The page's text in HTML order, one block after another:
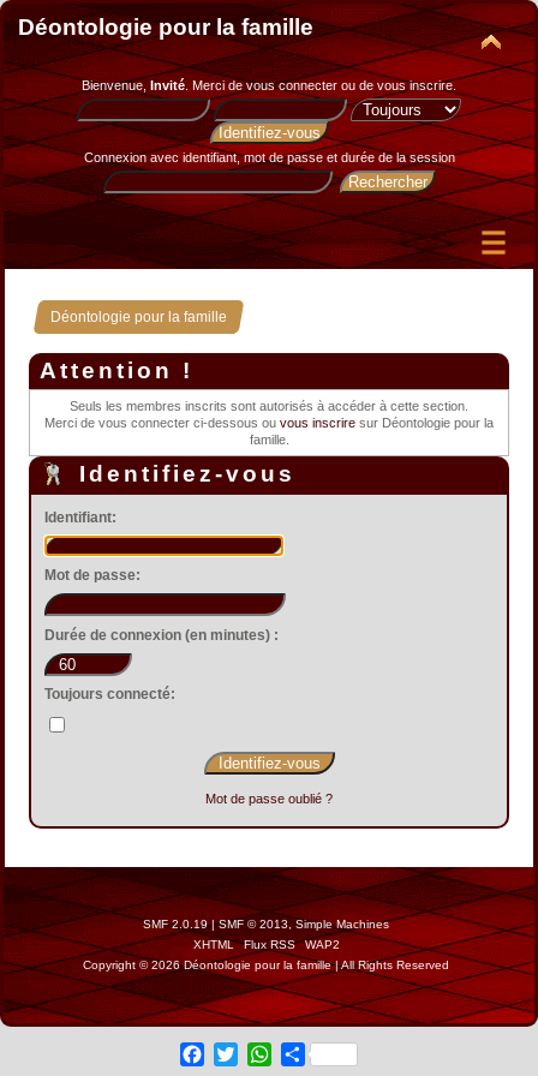
Déontologie pour la famille
Bienvenue, Invité. Merci devous connecter ou de vous inscrire.
Connexion avec identifiant, mot de passe et durée de la session
Déontologie pour la famille
Attention !
Seuls les membres inscrits sont autorisés à accéder à cette section.
Merci de vous connecter ci-dessous ou vous inscrire sur Déontologie pour la
famille.
Identifiez-vous
Identifiant:
Mot de passe:
Durée de connexion (en minutes) :
Toujours connecté:
Mot de passe oublié ?
SMF 2.0.19|SMF © 2013, Simple Machines
XHTML
Flux RSS
WAP2
Copyright © 2026 Déontologie pour la famille | All Rights Reserved
Facebook
Twitter WhatsApp
Share